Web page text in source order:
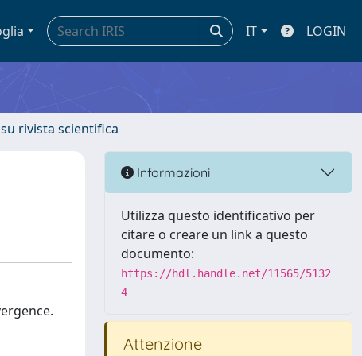
IT LOGIN
rivista scientifica
Informazioni
Utilizza questo identificativo per
citare o creare un link a questo
documento:
https://hdl.handle.net/11565/5132
4
Attenzione